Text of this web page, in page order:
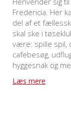
Fredericia. Her
del af et
skal ske i
være: spille spil,
cafebesøg,
hyggesnak og
Læs mere